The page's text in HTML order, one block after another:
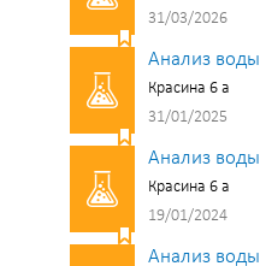
31/03/2026
Анализ воды
Красина 6 а
31/01/2025
Анализ воды
Красина 6 а
19/01/2024
Анализ воды